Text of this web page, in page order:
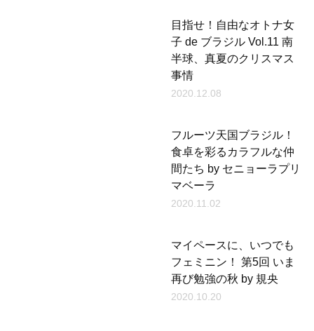
目指せ！自由なオトナ女
子 de ブラジル Vol.11 南
半球、真夏のクリスマス
事情
2020.12.08
フルーツ天国ブラジル！
食卓を彩るカラフルな仲
間たち by セニョーラプリ
マベーラ
2020.11.02
マイペースに、いつでも
フェミニン！ 第5回 いま
再び勉強の秋 by 規央
2020.10.20